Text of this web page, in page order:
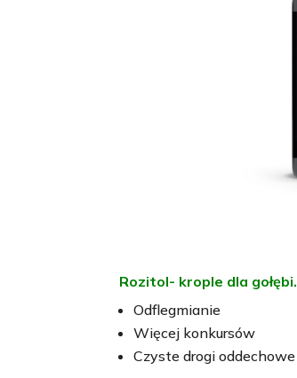
Rozitol- krople dla gołębi.
Odflegmianie
Więcej konkursów
Czyste drogi oddechowe